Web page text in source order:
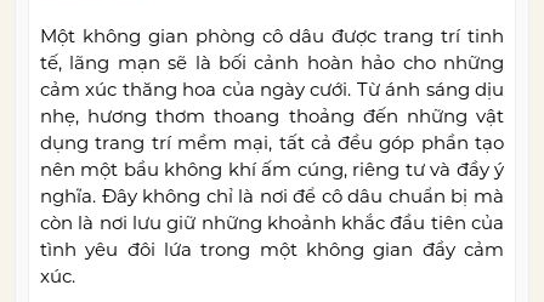
Một không gian phòng cô dâu được trang trí tinh
tế, lãng mạn sẽ là bối cảnh hoàn hảo cho những
cảm xúc thăng hoa của ngày cưới. Từ ánh sáng dịu
nhẹ, hương thơm thoang thoảng đến những vật
dụng trang trí mềm mại, tất cả đều góp phần tạo
nên một bầu không khí ấm cúng, riêng tư và đầy ý
nghĩa. Đây không chỉ là nơi để cô dâu chuẩn bị mà
còn là nơi lưu giữ những khoảnh khắc đầu tiên của
tình yêu đôi lứa trong một không gian đầy cảm
xúc.